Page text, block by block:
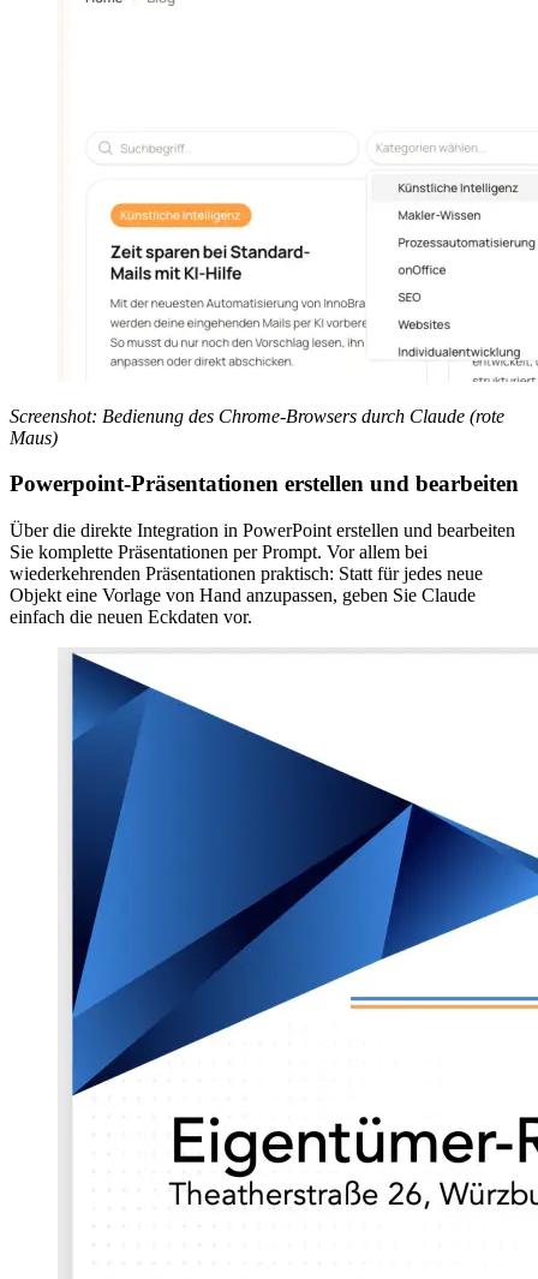
Screenshot: Bedienung des Chrome-Browsers durch Claude (rote
Maus)
Powerpoint-Präsentationen erstellen und bearbeiten
Über die direkte Integration in PowerPoint erstellen und bearbeiten
Sie komplette Präsentationen per Prompt. Vor allem bei
wiederkehrenden Präsentationen praktisch: Statt für jedes neue
Objekt eine Vorlage von Hand anzupassen, geben Sie Claude
einfach die neuen Eckdaten vor.